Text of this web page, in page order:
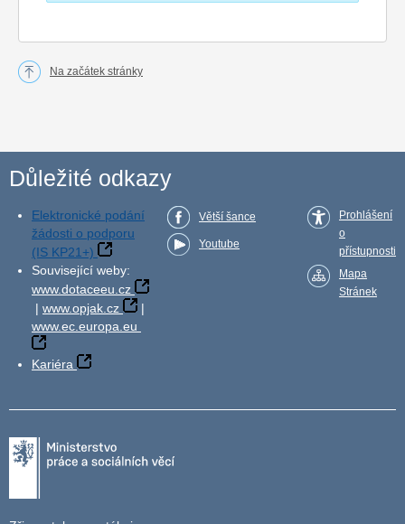
Na začátek stránky
Důležité odkazy
Elektronické podání
žádosti o podporu
(IS KP21+)
Související weby:
www.dotaceeu.cz
| www.opjak.cz
|
www.ec.europa.eu
Kariéra
Větší šance
Youtube
Prohlášení
o
přístupnosti
Mapa
Stránek